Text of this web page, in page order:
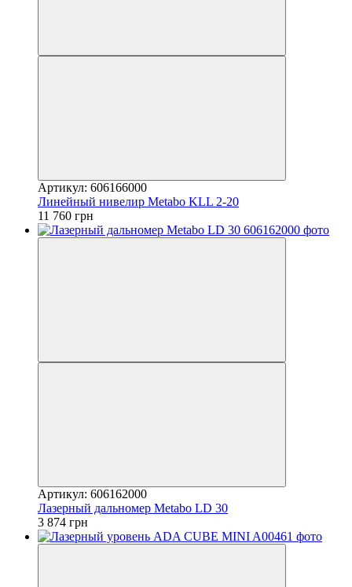
Артикул: 606166000
Линейный нивелир Metabo KLL 2-20
11 760 грн
Артикул: 606162000
Лазерный дальномер Metabo LD 30
3 874 грн